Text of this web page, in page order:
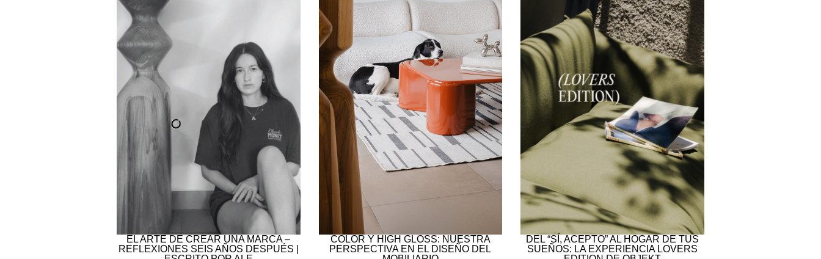
EL ARTE DE CREAR UNA MARCA –
REFLEXIONES SEIS AÑOS DESPUÉS |
COLOR Y HIGH GLOSS: NUESTRA
PERSPECTIVA EN EL DISEÑO DEL
DEL “SÍ, ACEPTO” AL HOGAR DE TUS
SUEÑOS: LA EXPERIENCIA LOVERS